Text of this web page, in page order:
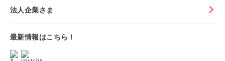
法人企業さま
最新情報はこちら！